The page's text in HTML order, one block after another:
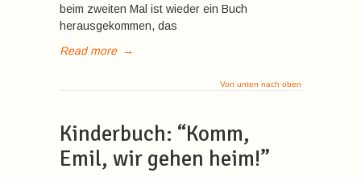
beim zweiten Mal ist wieder ein Buch
herausgekommen, das
Read more →
Von unten nach oben
Kinderbuch: “Komm,
Emil, wir gehen heim!”